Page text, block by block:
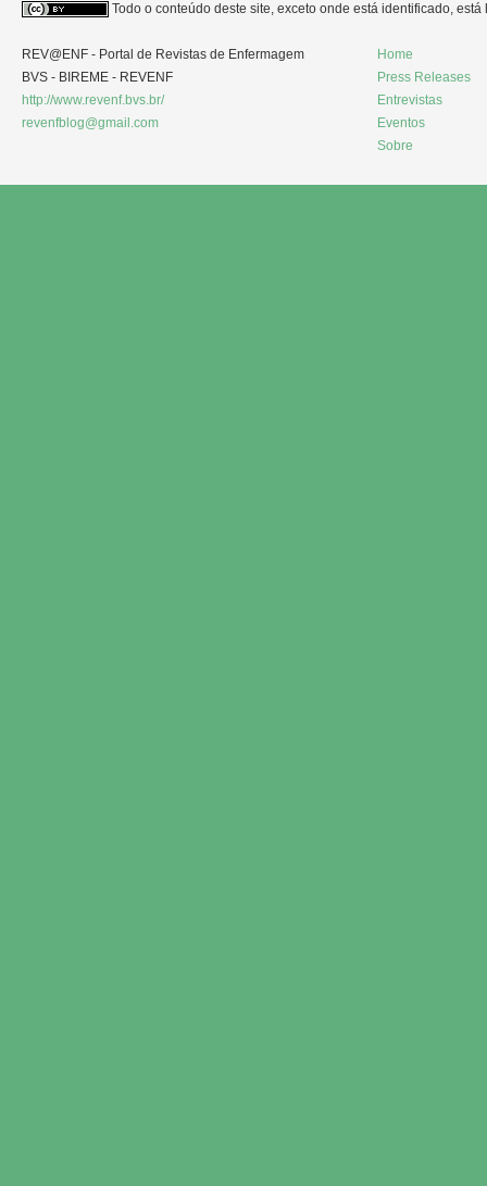
Todo o conteúdo deste site, exceto onde está identificado,
REV@ENF - Portal de Revistas de Enfermagem
BVS - BIREME - REVENF
http://www.revenf.bvs.br/
revenfblog@gmail.com
Home
Press Releases
Entrevistas
Eventos
Sobre